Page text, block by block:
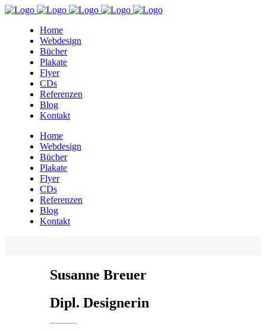
Home
Webdesign
Bücher
Plakate
Flyer
CDs
Referenzen
Blog
Kontakt
Home
Webdesign
Bücher
Plakate
Flyer
CDs
Referenzen
Blog
Kontakt
Susanne Breuer
Dipl. Designerin